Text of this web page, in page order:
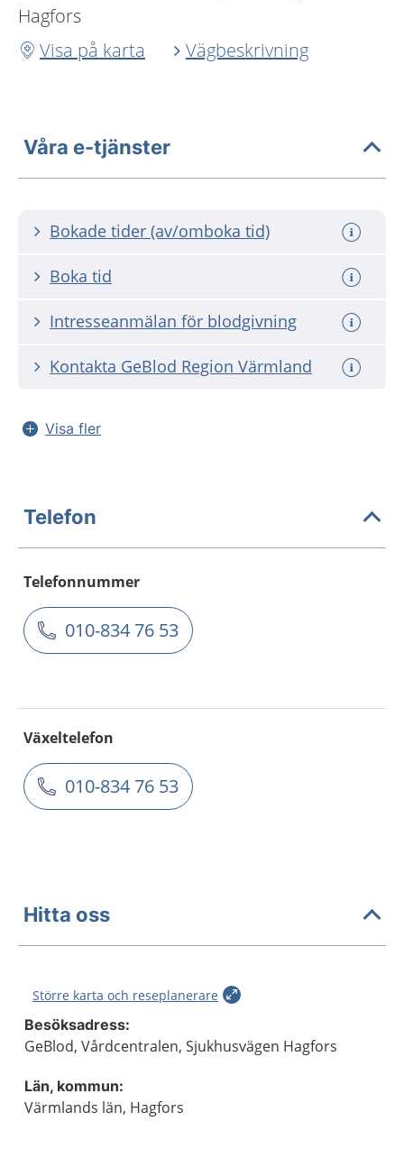
Hagfors
Visa på karta
Vägbeskrivning
Våra e-tjänster
Bokade tider (av/omboka tid)
Boka tid
Intresseanmälan för blodgivning
Kontakta GeBlod Region Värmland
Visa fler
Telefon
Telefonnummer
010-834 76 53
Växeltelefon
010-834 76 53
Hitta oss
Större karta och reseplanerare
Besöksadress:
GeBlod, Vårdcentralen, Sjukhusvägen Hagfors
Län, kommun:
Värmlands län, Hagfors